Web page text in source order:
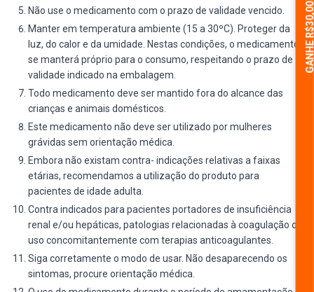
Não use o medicamento com o prazo de validade vencido.
Manter em temperatura ambiente (15 a 30ºC). Proteger da
luz, do calor e da umidade. Nestas condições, o medicamento
se manterá próprio para o consumo, respeitando o prazo de
validade indicado na embalagem.
Todo medicamento deve ser mantido fora do alcance das
crianças e animais domésticos.
Este medicamento não deve ser utilizado por mulheres
grávidas sem orientação médica.
Embora não existam contra- indicações relativas a faixas
etárias, recomendamos a utilização do produto para
pacientes de idade adulta.
Contra indicados para pacientes portadores de insuficiência
renal e/ou hepáticas, patologias relacionadas à coagulação ou
uso concomitantemente com terapias anticoagulantes.
Siga corretamente o modo de usar. Não desaparecendo os
sintomas, procure orientação médica.